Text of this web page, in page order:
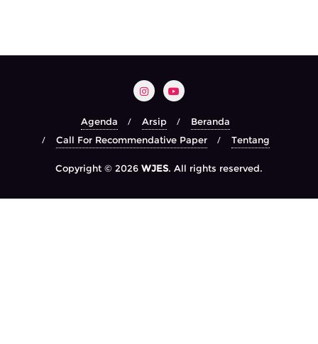
Agenda Arsip
Beranda
Call For Recommendative Paper
Tentang
Copyright © 2026 WJES. All rights reserved.